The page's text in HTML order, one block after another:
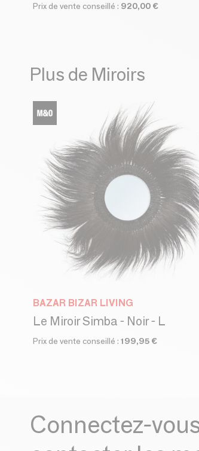
Prix de vente conseillé : 920,00 €
Plus de Miroirs
BAZAR BIZAR LIVING
Le Miroir Simba - Noir - L
Prix de vente conseillé : 199,95 €
Connectez-